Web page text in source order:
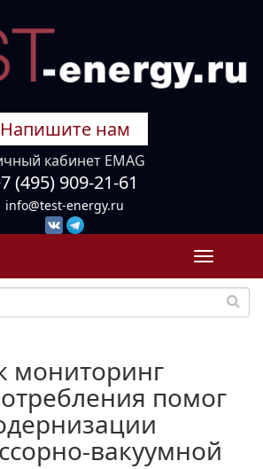
Напишите нам
кабинет EMAG
(495) 909-21-61
info@test-energy.ru
Toggle
мониторинг
помог
вакуумной